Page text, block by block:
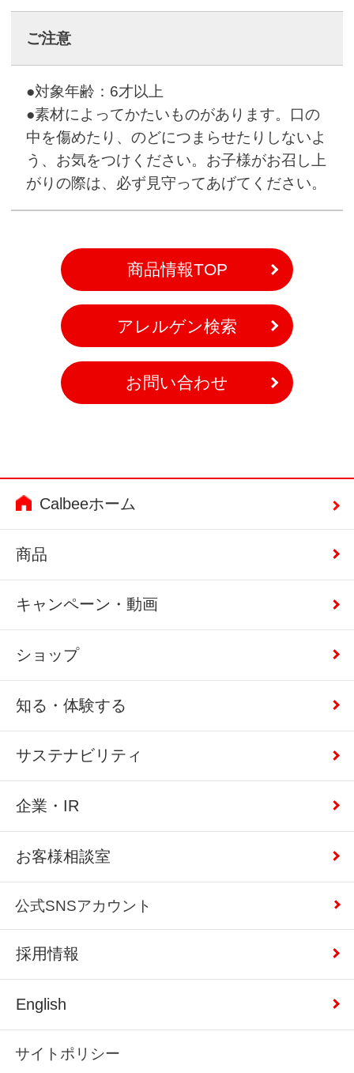
ご注意
●対象年齢：6才以上
●素材によってかたいものがあります。口の
中を傷めたり、のどにつまらせたりしないよ
う、お気をつけください。お子様がお召し上
がりの際は、必ず見守ってあげてください。
商品情報TOP
アレルゲン検索
お問い合わせ
Calbeeホーム
商品
キャンペーン・動画
ショップ
知る・体験する
サステナビリティ
企業・IR
お客様相談室
公式SNSアカウント
採用情報
English
サイトポリシー